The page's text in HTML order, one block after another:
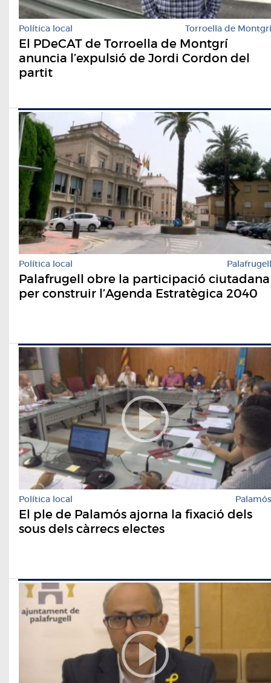
Política local Torroella de Montgrí
El PDeCAT de Torroella de Montgrí
anuncia l’expulsió de Jordi Cordon del
partit
Política local Palafrugell
Palafrugell obre la participació ciutadana
per construir l’Agenda Estratègica 2040
Política local Palamós
El ple de Palamós ajorna la fixació dels
sous dels càrrecs electes